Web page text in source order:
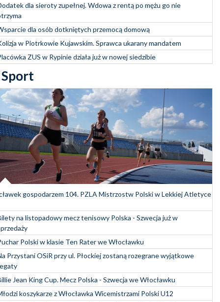
dla sieroty zupełnej. Wdowa z rentą po mężu go nie
dla osób dotkniętych przemocą domową
w Piotrkowie Kujawskim. Sprawca ukarany mandatem
ZUS w Rypinie działa już w nowej siedzibie
Sport
gospodarzem 104. PZLA Mistrzostw Polski w Lekkiej Atletyce
na listopadowy mecz tenisowy Polska - Szwecja już w
Polski w klasie Ten Rater we Włocławku
Przystani OSiR przy ul. Płockiej zostaną rozegrane wyjątkowe
Jean King Cup. Mecz Polska - Szwecja we Włocławku
koszykarze z Włocławka Wicemistrzami Polski U12